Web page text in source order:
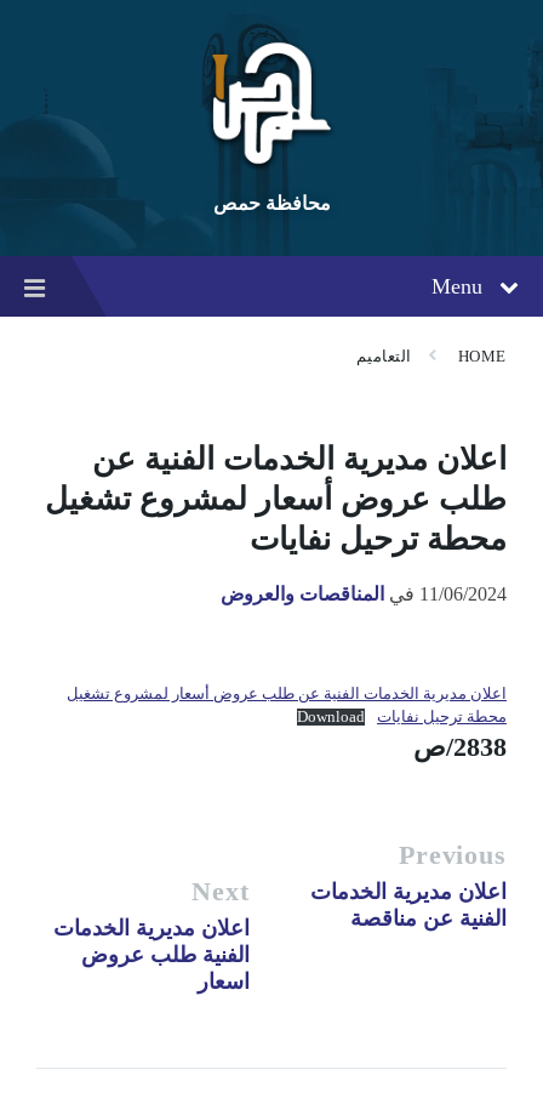
content
main
navigation
footer
محافظة حمص
Menu
HOME التعاميم
اعلان مديرية الخدمات الفنية عن
طلب عروض أسعار لمشروع تشغيل
محطة ترحيل نفايات
11/06/2024 في المناقصات والعروض
اعلان مديرية الخدمات الفنية عن طلب عروض أسعار لمشروع تشغيل
محطة ترحيل نفايات
Download
2838/ص
Previous
اعلان مديرية الخدمات
الفنية عن مناقصة
Next
اعلان مديرية الخدمات
الفنية طلب عروض
اسعار